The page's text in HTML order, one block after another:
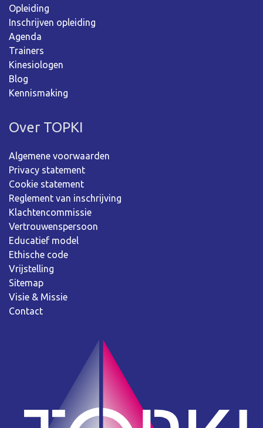
Opleiding
Inschrijven opleiding
Agenda
Trainers
Kinesiologen
Blog
Kennismaking
Over TOPKI
Algemene voorwaarden
Privacy statement
Cookie statement
Reglement van inschrijving
Klachtencommissie
Vertrouwenspersoon
Educatief model
Ethische code
Vrijstelling
Sitemap
Visie & Missie
Contact